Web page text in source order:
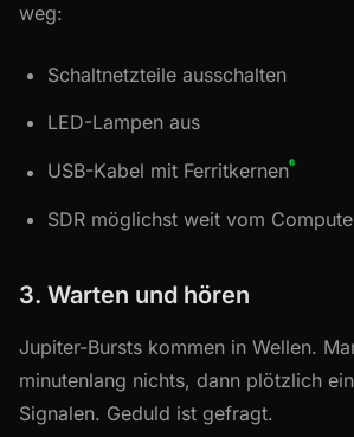
weg:
Schaltnetzteile ausschalten
LED-Lampen aus
USB-Kabel mit Ferritkernen⁶
SDR möglichst weit vom
3. Warten und hören
Jupiter-Bursts kommen in Wellen.
minutenlang nichts, dann plötzlich
Signalen. Geduld ist gefragt.